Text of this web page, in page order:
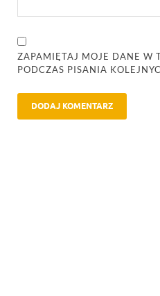
ZAPAMIĘTAJ MOJE DANE W
PODCZAS PISANIA